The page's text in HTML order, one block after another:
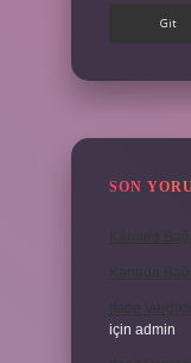
SON
için admin